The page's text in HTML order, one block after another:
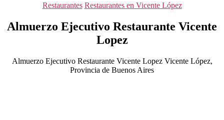
Categorías
Restaurantes Restaurantes en Vicente López
Almuerzo Ejecutivo Restaurante Vicente
Lopez
Almuerzo Ejecutivo Restaurante Vicente Lopez Vicente López,
Provincia de Buenos Aires